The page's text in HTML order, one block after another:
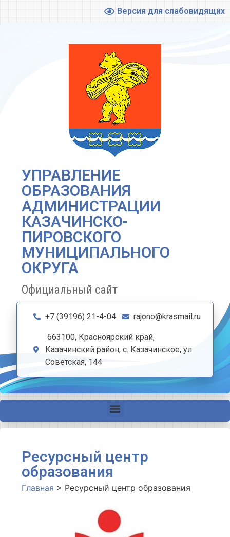
Версия для слабовидящих
УПРАВЛЕНИЕ
ОБРАЗОВАНИЯ
АДМИНИСТРАЦИИ
КАЗАЧИНСКО-
ПИРОВСКОГО
МУНИЦИПАЛЬНОГО
ОКРУГА
Официальный сайт
+7 (39196) 21-4-04 rajono@krasmail.ru
663100, Красноярский край,
Казачинский район, с. Казачинское, ул.
Советская, 144
Ресурсный центр
образования
Главная > Ресурсный центр образования